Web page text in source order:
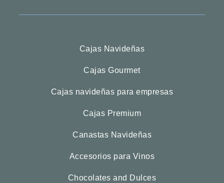
Cajas Navideñas
Cajas Gourmet
Cajas navideñas para empresas
Cajas Premium
Canastas Navideñas
Accesorios para Vinos
Chocolates and Dulces